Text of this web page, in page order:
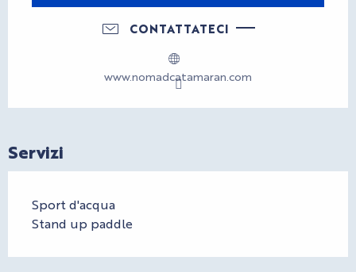
CONTATTATECI
www.nomadcatamaran.com
Servizi
Sport d'acqua
Stand up paddle